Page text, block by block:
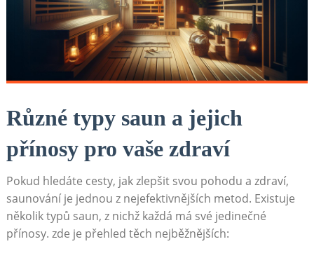
Různé typy saun a jejich
přínosy ⁤pro vaše zdraví
Pokud hledáte⁤ cesty, jak‌ zlepšit svou pohodu a ⁢zdraví,
saunování je jednou z nejefektivnějších metod. Existuje
několik typů saun,​ z nichž každá má své jedinečné
přínosy. zde je přehled těch ‌nejběžnějších: